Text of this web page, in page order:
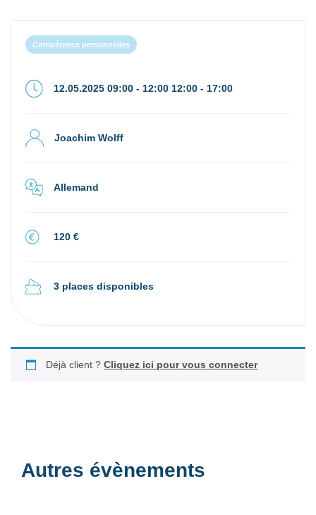
Compétence personnelles
12.05.2025 09:00 - 12:00 12:00 - 17:00
Joachim Wolff
Allemand
120 €
3 places disponibles
Déjà client ?Cliquez ici pour vous connecter
Autres évènements